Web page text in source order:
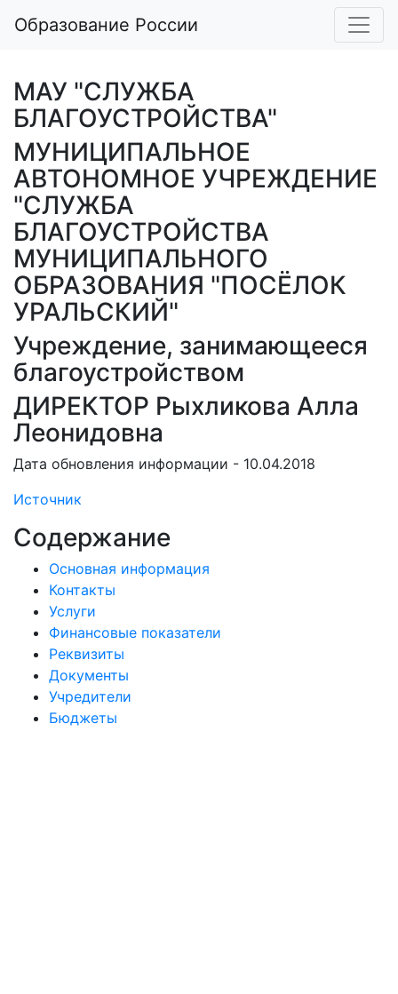
Образование России
МАУ "СЛУЖБА
БЛАГОУСТРОЙСТВА"
МУНИЦИПАЛЬНОЕ
АВТОНОМНОЕ УЧРЕЖДЕНИЕ
"СЛУЖБА
БЛАГОУСТРОЙСТВА
МУНИЦИПАЛЬНОГО
ОБРАЗОВАНИЯ "ПОСЁЛОК
УРАЛЬСКИЙ"
Учреждение, занимающееся
благоустройством
ДИРЕКТОР Рыхликова Алла
Леонидовна
Дата обновления информации - 10.04.2018
Источник
Содержание
Основная информация
Контакты
Услуги
Финансовые показатели
Реквизиты
Документы
Учредители
Бюджеты